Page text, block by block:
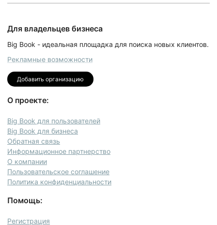
Для владельцев бизнеса
Big Book - идеальная площадка для поиска новых клиентов.
Рекламные возможности
Добавить организацию
О проекте:
Big Book для пользователей
Big Book для бизнеса
Обратная связь
Информационное партнерство
О компании
Пользовательское соглашение
Политика конфиденциальности
Помощь:
Регистрация